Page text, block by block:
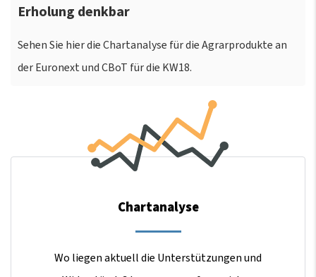
Erholung denkbar
Sehen Sie hier die Chartanalyse für die Agrarprodukte an
der Euronext und CBoT für die KW18.
Chartanalyse
Wo liegen aktuell die Unterstützungen und